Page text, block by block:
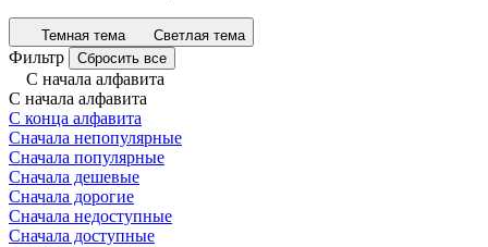
Темная тема Светлая тема
Фильтр Сбросить все
С начала алфавита
С начала алфавита
С конца алфавита
Сначала непопулярные
Сначала популярные
Сначала дешевые
Сначала дорогие
Сначала недоступные
Сначала доступные